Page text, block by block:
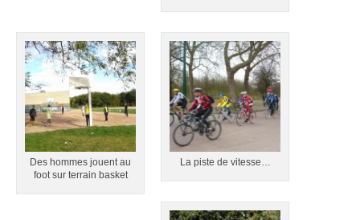
Des hommes jouent au
foot sur terrain basket
La piste de vitesse…